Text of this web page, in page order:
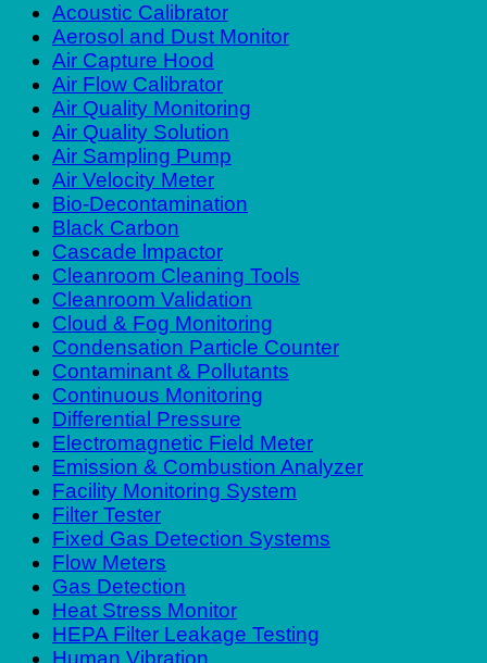
Acoustic Calibrator
Aerosol and Dust Monitor
Air Capture Hood
Air Flow Calibrator
Air Quality Monitoring
Air Quality Solution
Air Sampling Pump
Air Velocity Meter
Bio-Decontamination
Black Carbon
Cascade lmpactor
Cleanroom Cleaning Tools
Cleanroom Validation
Cloud & Fog Monitoring
Condensation Particle Counter
Contaminant & Pollutants
Continuous Monitoring
Differential Pressure
Electromagnetic Field Meter
Emission & Combustion Analyzer
Facility Monitoring System
Filter Tester
Fixed Gas Detection Systems
Flow Meters
Gas Detection
Heat Stress Monitor
HEPA Filter Leakage Testing
Human Vibration